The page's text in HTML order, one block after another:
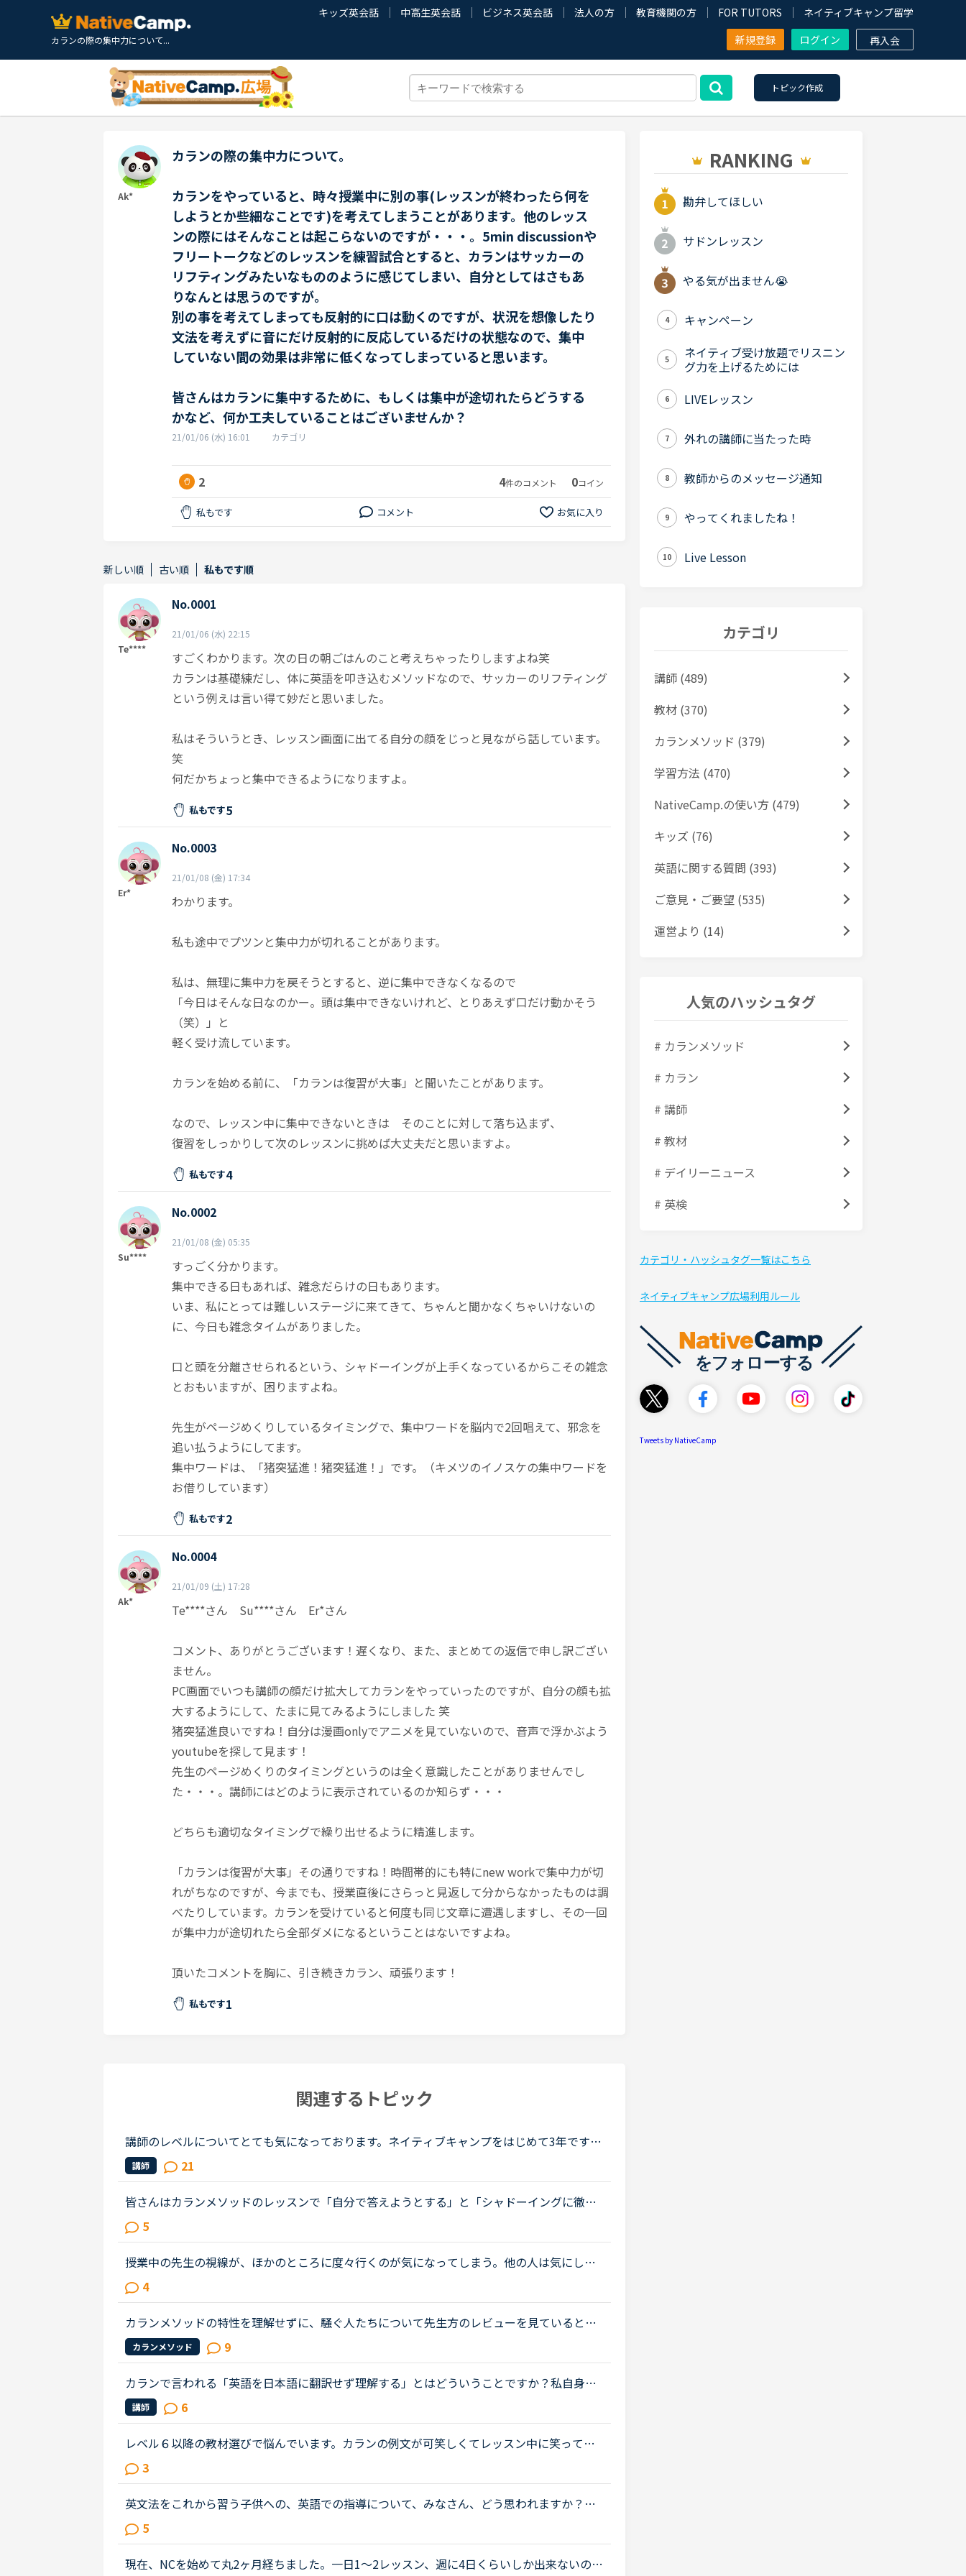
カランの際の集中力について...
キッズ英会話 中高生英会話 ビジネス英会話 法人の方 教育機関の方 FOR TUTORS
ネイティブキャンプ留学
新規登録
ログイン 再入会
トピック作成
Ak*
カランの際の集中力について。
カランをやっていると、時々授業中に別の事(レッスンが終わったら何を
しようとか些細なことです)を考えてしまうことがあります。他のレッス
ンの際にはそんなことは起こらないのですが・・・。5min discussionや
フリートークなどのレッスンを練習試合とすると、カランはサッカーの
リフティングみたいなもののように感じてしまい、自分としてはさもあ
りなんとは思うのですが。
別の事を考えてしまっても反射的に口は動くのですが、状況を想像したり
文法を考えずに音にだけ反射的に反応しているだけの状態なので、集中
していない間の効果は非常に低くなってしまっていると思います。
皆さんはカランに集中するために、もしくは集中が途切れたらどうする
かなど、何か工夫していることはございませんか？
21/01/06 (水) 16:01 カテゴリ
2 4件のコメント 0コイン
私もです コメント お気に入り
新しい順 古い順 私もです順
Te****
No.0001
21/01/06 (水) 22:15
すごくわかります。次の日の朝ごはんのこと考えちゃったりしますよね笑
カランは基礎練だし、体に英語を叩き込むメソッドなので、サッカーのリフティング
という例えは言い得て妙だと思いました。
私はそういうとき、レッスン画面に出てる自分の顔をじっと見ながら話しています。
笑
何だかちょっと集中できるようになりますよ。
私もです5
Er*
No.0003
21/01/08 (金) 17:34
わかります。
私も途中でプツンと集中力が切れることがあります。
私は、無理に集中力を戻そうとすると、逆に集中できなくなるので
「今日はそんな日なのかー。頭は集中できないけれど、とりあえず口だけ動かそう
（笑）」と
軽く受け流しています。
カランを始める前に、「カランは復習が大事」と聞いたことがあります。
なので、レッスン中に集中できないときは そのことに対して落ち込まず、
復習をしっかりして次のレッスンに挑めば大丈夫だと思いますよ。
私もです4
Su****
No.0002
21/01/08 (金) 05:35
すっごく分かります。
集中できる日もあれば、雑念だらけの日もあります。
いま、私にとっては難しいステージに来てきて、ちゃんと聞かなくちゃいけないの
に、今日も雑念タイムがありました。
口と頭を分離させられるという、シャドーイングが上手くなっているからこその雑念
とおもいますが、困りますよね。
先生がページめくりしているタイミングで、集中ワードを脳内で2回唱えて、邪念を
追い払うようにしてます。
集中ワードは、「猪突猛進！猪突猛進！」です。（キメツのイノスケの集中ワードを
お借りしています）
私もです2
Ak*
No.0004
21/01/09 (土) 17:28
Te****さん Su****さん Er*さん
コメント、ありがとうございます！遅くなり、また、まとめての返信で申し訳ござい
ません。
PC画面でいつも講師の顔だけ拡大してカランをやっていったのですが、自分の顔も拡
大するようにして、たまに見てみるようにしました 笑
猪突猛進良いですね！自分は漫画onlyでアニメを見ていないので、音声で浮かぶよう
youtubeを探して見ます！
先生のページめくりのタイミングというのは全く意識したことがありませんでし
た・・・。講師にはどのように表示されているのか知らず・・・
どちらも適切なタイミングで繰り出せるように精進します。
「カランは復習が大事」その通りですね！時間帯的にも特にnew workで集中力が切
れがちなのですが、今までも、授業直後にさらっと見返して分からなかったものは調
べたりしています。カランを受けていると何度も同じ文章に遭遇しますし、その一回
が集中力が途切れたら全部ダメになるということはないですよね。
頂いたコメントを胸に、引き続きカラン、頑張ります！
私もです1
関連するトピック
講師のレベルについてとても気になっております。ネイティブキャンプをはじめて3年です。
文法と発音の基礎から始めてきたおかげで、段々と言いたいことを表現でき、先生の話して
いることもほぼ理解できるようにな...
講師 21
皆さんはカランメソッドのレッスンで「自分で答えようとする」と「シャドーイングに徹す
る」のどちらの方針で臨んでいますか？（特にNew WordsよりDaily Revisionの場合）私は
「自分で答えようとする」のほうなの...
5
授業中の先生の視線が、ほかのところに度々行くのが気になってしまう。他の人は気にしな
いのか知りたい。皆さんは授業中、特に、生徒であるこちらが話しているときに、先生がほ
かの方をチラチラ見る（ほかの講師...
4
カランメソッドの特性を理解せずに、騒ぐ人たちについて先生方のレビューを見ていると、
カランの進め方について苦言を呈しているレビューが目立つように思いました。これについ
て、個人的には「それは、生徒の方...
カランメソッド 9
カランで言われる「英語を日本語に翻訳せず理解する」とはどういうことですか？私自身は
カラン1からはじめ、今はカラン5に入ったところです。聞きたいのは●英語のまま理解でき
ているのか？日本語に翻訳してしまっ...
講師 6
レベル６以降の教材選びで悩んでいます。カランの例文が可笑しくてレッスン中に笑ってし
まいました。Stage5の「ペンを（シャツの）ボタン穴に入れています」というところで、先
生にもよるのでしょうが、例文のお...
3
英文法をこれから習う子供への、英語での指導について、みなさん、どう思われますか？私
は、説明そのものを英語で行うのは、少なくとも中学校の文法の範囲が一通り終わらない
と、なかなか厳しいのではないかと思...
5
現在、NCを始めて丸2ヶ月経ちました。一日1〜2レッスン、週に4日くらいしか出来ないので
RANKING
勘弁してほしい
サドンレッスン
やる気が出ません😭
4 キャンペーン
5
ネイティブ受け放題でリスニン
グ力を上げるためには
6 LIVEレッスン
7 外れの講師に当たった時
8 教師からのメッセージ通知
9 やってくれましたね！
10 Live Lesson
カテゴリ
講師 (489)
教材 (370)
カランメソッド (379)
学習方法 (470)
NativeCamp.の使い方 (479)
キッズ (76)
英語に関する質問 (393)
ご意見・ご要望 (535)
運営より (14)
人気のハッシュタグ
# カランメソッド
# カラン
# 講師
# 教材
# デイリーニュース
# 英検
カテゴリ・ハッシュタグ一覧はこちら
ネイティブキャンプ広場利用ルール
Tweets by NativeCamp